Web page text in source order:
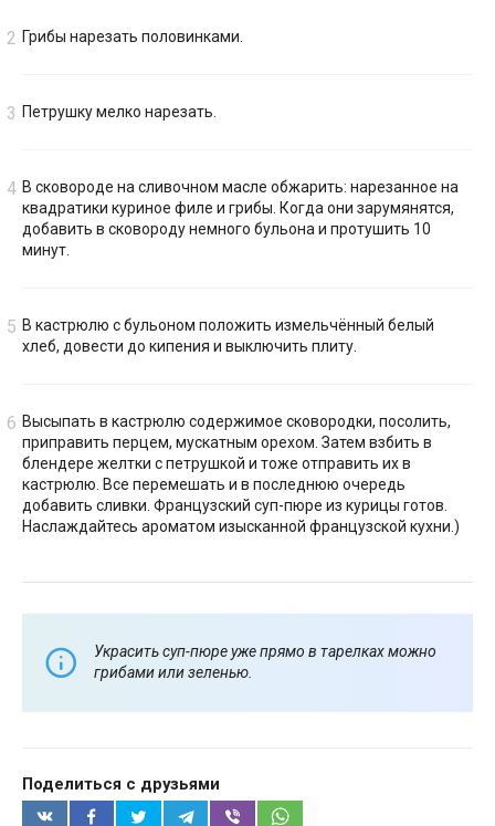
Грибы нарезать половинками.
Петрушку мелко нарезать.
В сковороде на сливочном масле обжарить: нарезанное на
квадратики куриное филе и грибы. Когда они зарумянятся,
добавить в сковороду немного бульона и протушить 10
минут.
В кастрюлю с бульоном положить измельчённый белый
хлеб, довести до кипения и выключить плиту.
Высыпать в кастрюлю содержимое сковородки, посолить,
приправить перцем, мускатным орехом. Затем взбить в
блендере желтки с петрушкой и тоже отправить их в
кастрюлю. Все перемешать и в последнюю очередь
добавить сливки. Французский суп-пюре из курицы готов.
Наслаждайтесь ароматом изысканной французской кухни.)
Украсить суп-пюре уже прямо в тарелках можно
грибами или зеленью.
Поделиться с друзьями